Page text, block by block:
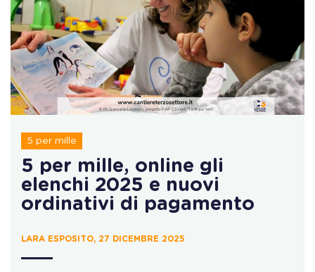
5 per mille
5 per mille, online gli
elenchi 2025 e nuovi
ordinativi di pagamento
LARA ESPOSITO, 27 DICEMBRE 2025